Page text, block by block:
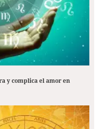
y complica el amor en